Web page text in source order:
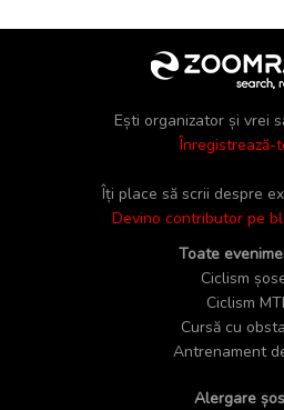
Ești organizator și vrei
Înregistrează-
Îți place să scrii despre
Devino contributor pe
Toate
Ciclism
Ciclism
Cursă cu
Antrenament
Alergare